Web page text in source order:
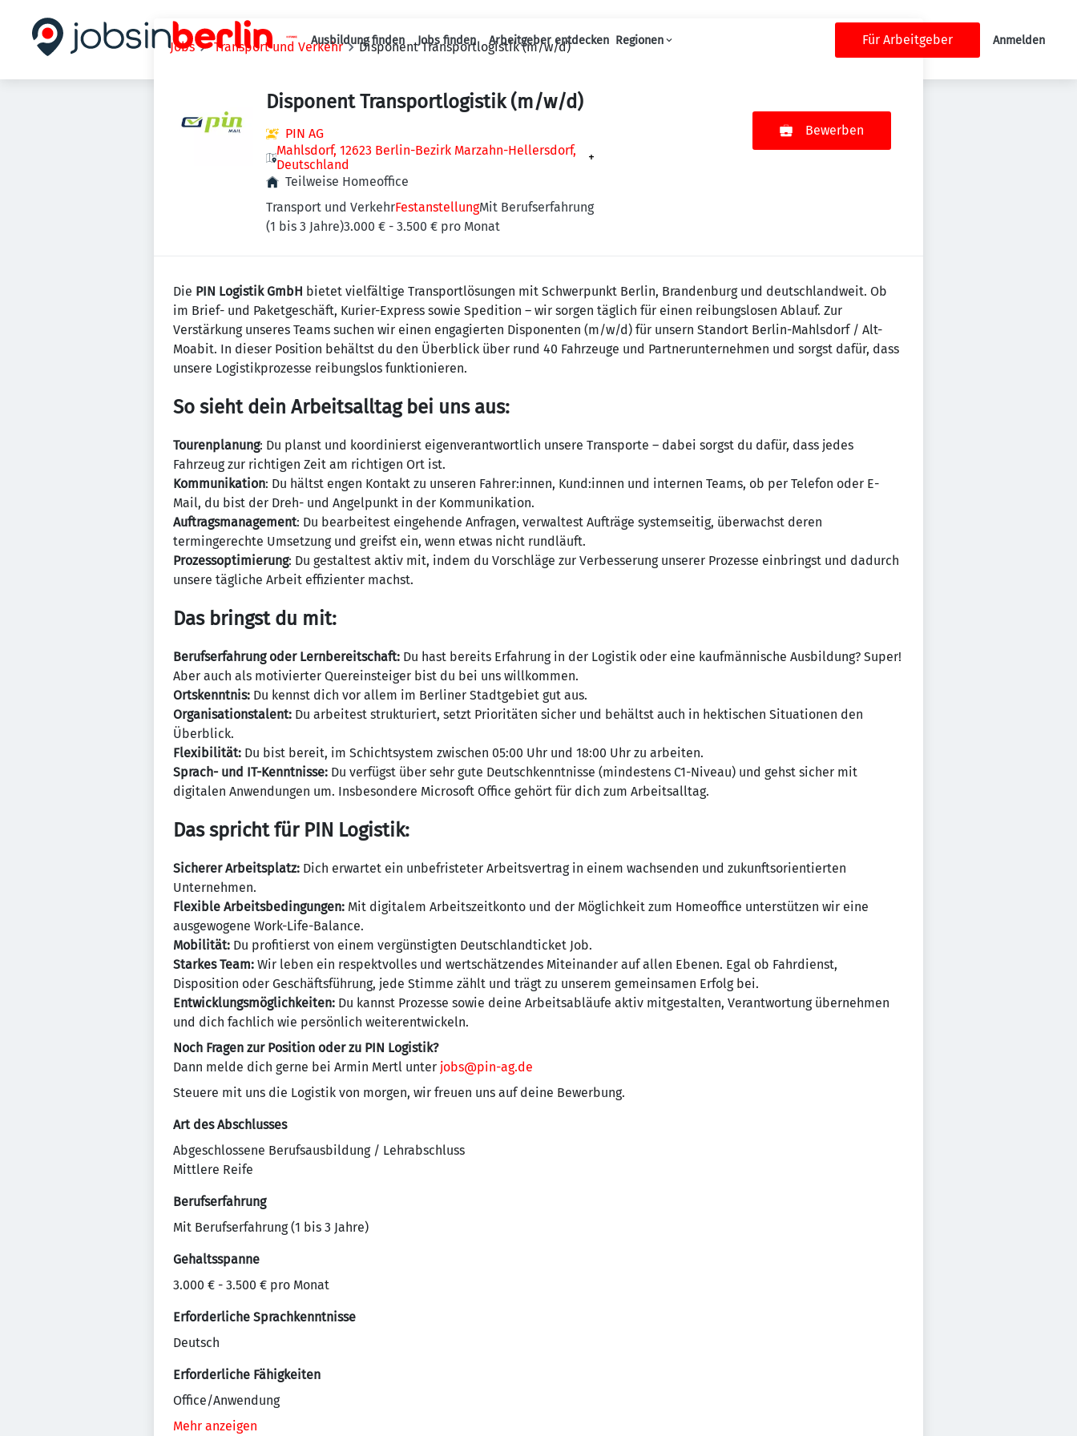
Haupt-Navigation
Ausbildung finden Jobs finden Arbeitgeber entdecken Regionen Für Arbeitgeber Anmelden
Jobs Transport und Verkehr Disponent Transportlogistik (m/w/d)
Disponent Transportlogistik (m/w/d)
PIN AG
Mahlsdorf, 12623 Berlin-Bezirk Marzahn-Hellersdorf,
Deutschland
+
Teilweise Homeoffice
Transport und VerkehrFestanstellungMit Berufserfahrung
(1 bis 3 Jahre)3.000 € - 3.500 € pro Monat
Bewerben
Die PIN Logistik GmbH bietet vielfältige Transportlösungen mit Schwerpunkt Berlin, Brandenburg und deutschlandweit. Ob
im Brief- und Paketgeschäft, Kurier-Express sowie Spedition – wir sorgen täglich für einen reibungslosen Ablauf. Zur
Verstärkung unseres Teams suchen wir einen engagierten Disponenten (m/w/d) für unsern Standort Berlin-Mahlsdorf / Alt-
Moabit. In dieser Position behältst du den Überblick über rund 40 Fahrzeuge und Partnerunternehmen und sorgst dafür, dass
unsere Logistikprozesse reibungslos funktionieren.
So sieht dein Arbeitsalltag bei uns aus:
Tourenplanung: Du planst und koordinierst eigenverantwortlich unsere Transporte – dabei sorgst du dafür, dass jedes
Fahrzeug zur richtigen Zeit am richtigen Ort ist.
Kommunikation: Du hältst engen Kontakt zu unseren Fahrer:innen, Kund:innen und internen Teams, ob per Telefon oder E-
Mail, du bist der Dreh- und Angelpunkt in der Kommunikation.
Auftragsmanagement: Du bearbeitest eingehende Anfragen, verwaltest Aufträge systemseitig, überwachst deren
termingerechte Umsetzung und greifst ein, wenn etwas nicht rundläuft.
Prozessoptimierung: Du gestaltest aktiv mit, indem du Vorschläge zur Verbesserung unserer Prozesse einbringst und dadurch
unsere tägliche Arbeit effizienter machst.
Das bringst du mit:
Berufserfahrung oder Lernbereitschaft: Du hast bereits Erfahrung in der Logistik oder eine kaufmännische Ausbildung? Super!
Aber auch als motivierter Quereinsteiger bist du bei uns willkommen.
Ortskenntnis: Du kennst dich vor allem im Berliner Stadtgebiet gut aus.
Organisationstalent: Du arbeitest strukturiert, setzt Prioritäten sicher und behältst auch in hektischen Situationen den
Überblick.
Flexibilität: Du bist bereit, im Schichtsystem zwischen 05:00 Uhr und 18:00 Uhr zu arbeiten.
Sprach- und IT-Kenntnisse: Du verfügst über sehr gute Deutschkenntnisse (mindestens C1-Niveau) und gehst sicher mit
digitalen Anwendungen um. Insbesondere Microsoft Office gehört für dich zum Arbeitsalltag.
Das spricht für PIN Logistik:
Sicherer Arbeitsplatz: Dich erwartet ein unbefristeter Arbeitsvertrag in einem wachsenden und zukunftsorientierten
Unternehmen.
Flexible Arbeitsbedingungen: Mit digitalem Arbeitszeitkonto und der Möglichkeit zum Homeoffice unterstützen wir eine
ausgewogene Work-Life-Balance.
Mobilität: Du profitierst von einem vergünstigten Deutschlandticket Job.
Starkes Team: Wir leben ein respektvolles und wertschätzendes Miteinander auf allen Ebenen. Egal ob Fahrdienst,
Disposition oder Geschäftsführung, jede Stimme zählt und trägt zu unserem gemeinsamen Erfolg bei.
Entwicklungsmöglichkeiten: Du kannst Prozesse sowie deine Arbeitsabläufe aktiv mitgestalten, Verantwortung übernehmen
und dich fachlich wie persönlich weiterentwickeln.
Noch Fragen zur Position oder zu PIN Logistik?
Dann melde dich gerne bei Armin Mertl unter jobs@pin-ag.de
Steuere mit uns die Logistik von morgen, wir freuen uns auf deine Bewerbung.
Art des Abschlusses
Abgeschlossene Berufsausbildung / Lehrabschluss
Mittlere Reife
Berufserfahrung
Mit Berufserfahrung (1 bis 3 Jahre)
Gehaltsspanne
3.000 € - 3.500 € pro Monat
Erforderliche Sprachkenntnisse
Deutsch
Erforderliche Fähigkeiten
Office/Anwendung
Mehr anzeigen